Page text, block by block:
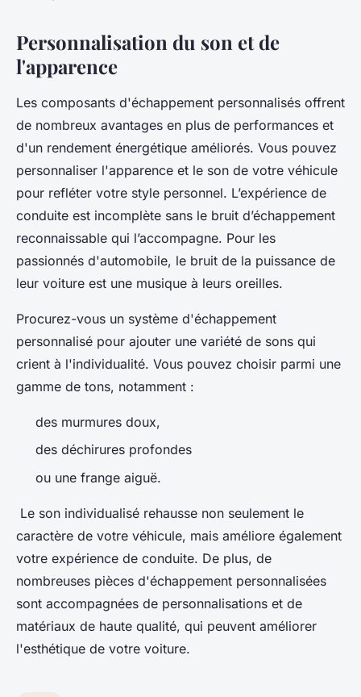
Personnalisation du son et de
l'apparence
Les composants d'échappement personnalisés offrent
de nombreux avantages en plus de performances et
d'un rendement énergétique améliorés. Vous pouvez
personnaliser l'apparence et le son de votre véhicule
pour refléter votre style personnel. L’expérience de
conduite est incomplète sans le bruit d’échappement
reconnaissable qui l’accompagne. Pour les
passionnés d'automobile, le bruit de la puissance de
leur voiture est une musique à leurs oreilles.
Procurez-vous un système d'échappement
personnalisé pour ajouter une variété de sons qui
crient à l'individualité. Vous pouvez choisir parmi une
gamme de tons, notamment :
des murmures doux,
des déchirures profondes
ou une frange aiguë.
Le son individualisé rehausse non seulement le
caractère de votre véhicule, mais améliore également
votre expérience de conduite. De plus, de
nombreuses pièces d'échappement personnalisées
sont accompagnées de personnalisations et de
matériaux de haute qualité, qui peuvent améliorer
l'esthétique de votre voiture.